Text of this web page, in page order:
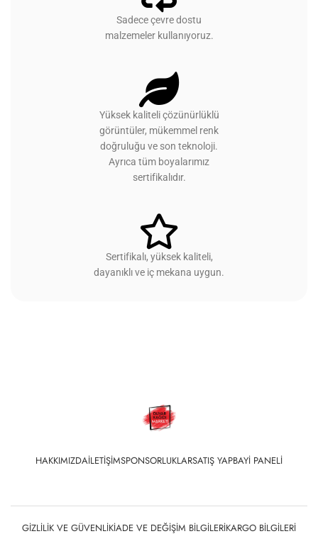
Sadece çevre dostu
malzemeler kullanıyoruz.
Yüksek kaliteli çözünürlüklü
görüntüler, mükemmel renk
doğruluğu ve son teknoloji.
Ayrıca tüm boyalarımız
sertifikalıdır.
Sertifikalı, yüksek kaliteli,
dayanıklı ve iç mekana uygun.